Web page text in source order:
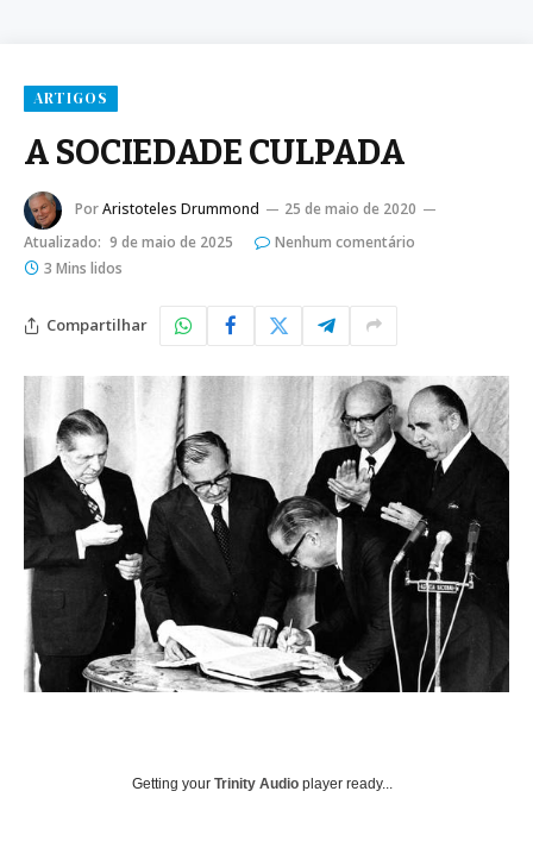
ARTIGOS
A SOCIEDADE CULPADA
PorAristoteles Drummond
25 de maio de 2020
Atualizado: 9 de maio de 2025
Nenhum comentário
3 Mins lidos
Compartilhar
Getting your Trinity Audio player ready...